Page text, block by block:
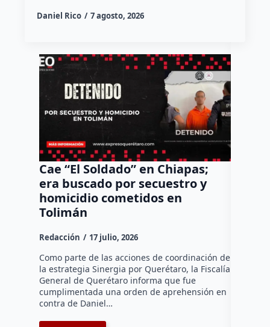
Daniel Rico 7 agosto, 2026
Cae “El Soldado” en Chiapas;
era buscado por secuestro y
homicidio cometidos en
Tolimán
Redacción 17 julio, 2026
Como parte de las acciones de coordinación de
la estrategia Sinergia por Querétaro, la Fiscalía
General de Querétaro informa que fue
cumplimentada una orden de aprehensión en
contra de Daniel…